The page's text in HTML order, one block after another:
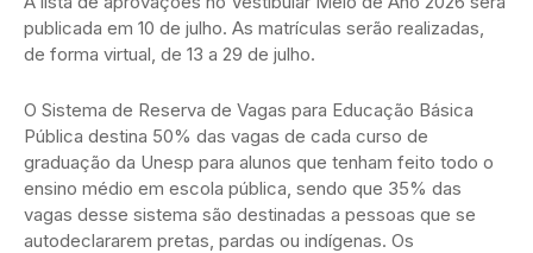
publicada em 10 de julho. As matrículas serão realizadas,
de forma virtual, de 13 a 29 de julho.
O Sistema de Reserva de Vagas para Educação Básica
Pública destina 50% das vagas de cada curso de
graduação da Unesp para alunos que tenham feito todo o
ensino médio em escola pública, sendo que 35% das
vagas desse sistema são destinadas a pessoas que se
autodeclararem pretas, pardas ou indígenas. Os